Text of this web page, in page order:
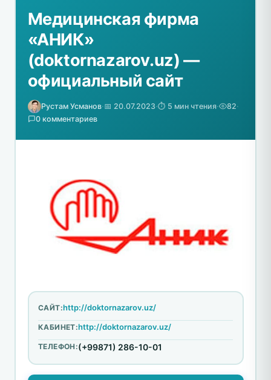
Медицинская фирма
«АНИК»
(doktornazarov.uz) —
официальный сайт
Рустам Усманов·📅 20.07.2023·⏱️ 5 мин чтения· 82·
0 комментариев
САЙТ:http://doktornazarov.uz/
КАБИНЕТ:http://doktornazarov.uz/
ТЕЛЕФОН:(+99871) 286-10-01